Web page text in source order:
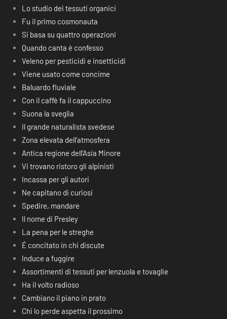
Lo studio dei tessuti organici
Fu il primo cosmonauta
Si basa su quattro operazioni
Quando canta è confesso
Veleno per pesticidi e insetticidi
Viene usato come concime
Baluardo fluviale
Con il caffè fa il cappuccino
Suona la sveglia
Il grande naturalista svedese
Zona elevata dell’atmosfera
Antica regione dell’Asia Minore
Vi trovano ristoro gli alpinisti
Incassa per gli autori
Ne capitano di curiosi
Spedire, mandare
Il nome di Presley
La pena per le streghe
É concitato in chi discute
Induce a fuggire
Assortimenti di tessuti per lenzuola e tovaglie
Ha il volto radioso
Cambiano il piano in prato
Chi lo perde aspetta il prossimo